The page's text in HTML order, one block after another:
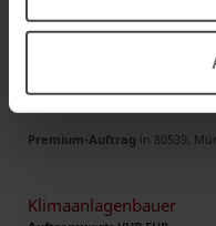
Auftragswert: VHB EUR
Wir suchen für ein Objekt in
AG gestellt. Abrechnung nach
Premium-Auftrag in 80539,
Klimaanlagenbauer